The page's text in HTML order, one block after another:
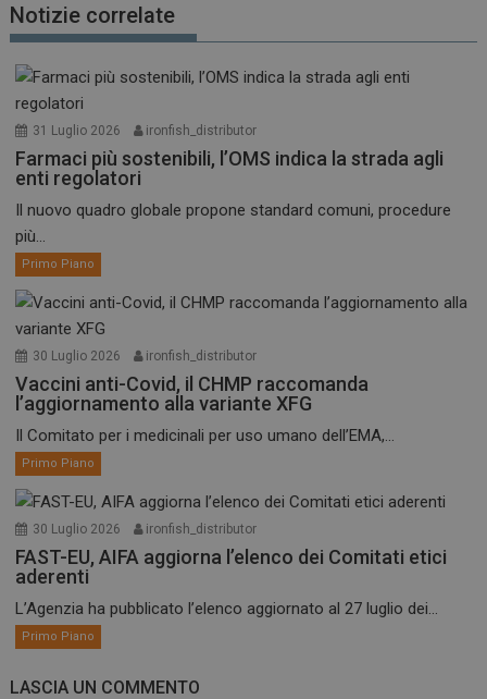
Notizie correlate
31 Luglio 2026 ironfish_distributor
Farmaci più sostenibili, l’OMS indica la strada agli
enti regolatori
Il nuovo quadro globale propone standard comuni, procedure
più...
Primo Piano
30 Luglio 2026 ironfish_distributor
Vaccini anti-Covid, il CHMP raccomanda
l’aggiornamento alla variante XFG
Il Comitato per i medicinali per uso umano dell’EMA,...
Primo Piano
30 Luglio 2026 ironfish_distributor
FAST-EU, AIFA aggiorna l’elenco dei Comitati etici
aderenti
L’Agenzia ha pubblicato l’elenco aggiornato al 27 luglio dei...
Primo Piano
LASCIA UN COMMENTO